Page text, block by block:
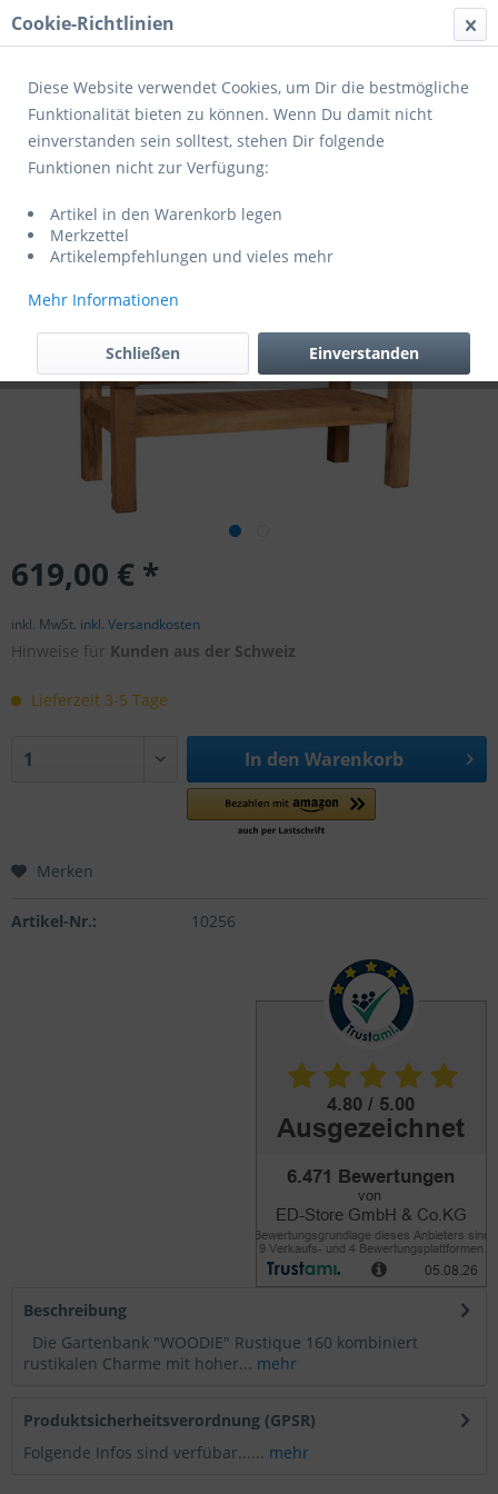
Menü
Übersicht Einzelmöbel
160 - 163 x 82 x 99 cm
619,00 € *
inkl. MwSt. inkl. Versandkosten
Hinweise für Kunden aus der Schweiz
Lieferzeit 3-5 Tage
In den Warenkorb
Merken
Artikel-Nr.: 10256
Beschreibung
Die Gartenbank "WOODIE" Rustique 160 kombiniert
rustikalen Charme mit hoher... mehr
Produktsicherheitsverordnung (GPSR)
Folgende Infos sind verfübar...... mehr
Cookie-Richtlinien
Diese Website verwendet Cookies, um Dir die bestmögliche
Funktionalität bieten zu können. Wenn Du damit nicht
einverstanden sein solltest, stehen Dir folgende
Funktionen nicht zur Verfügung:
Artikel in den Warenkorb legen
Merkzettel
Artikelempfehlungen und vieles mehr
Mehr Informationen
Einverstanden
Schließen